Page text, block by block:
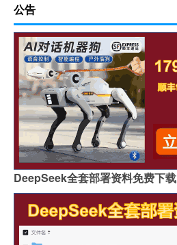
公告
DeepSeek全套部署资料免费下载